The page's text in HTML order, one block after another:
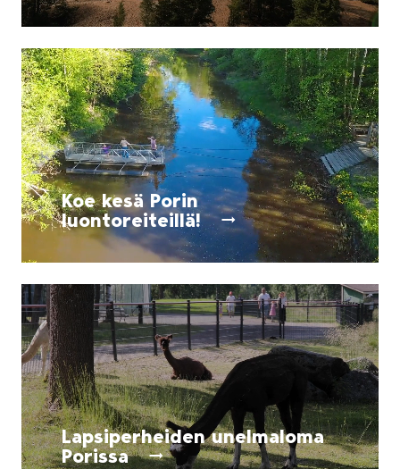
Monipuoliset palvelut, aurinko ja kolme kilometriä
Koe kesä Porin
luontoreiteillä!
Lapsiperheiden unelmaloma
Porissa